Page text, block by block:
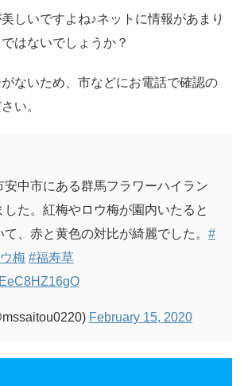
しいですよね♪ネットに情報があまり
はないでしょうか？
ないため、市などにお電話で確認の
い。
安中市にある群馬フラワーハイラン
した。紅梅やロウ梅が園内いたると
、赤と黄色の対比が綺麗でした。 #
梅 #福寿草
February 15, 2020